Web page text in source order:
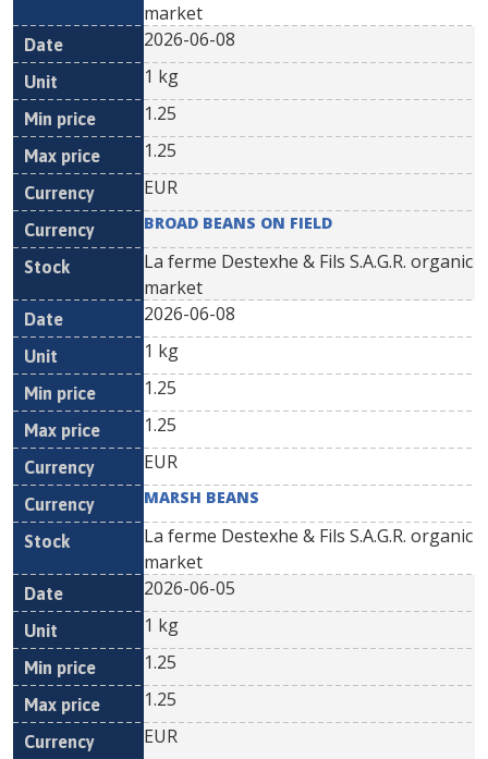
market
2026-06-08
1 kg
1.25
1.25
EUR
BROAD BEANS ON FIELD
La ferme Destexhe & Fils S.A.G.R. organic
market
2026-06-08
1 kg
1.25
1.25
EUR
MARSH BEANS
La ferme Destexhe & Fils S.A.G.R. organic
market
2026-06-05
1 kg
1.25
1.25
EUR